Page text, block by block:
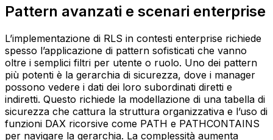
Pattern avanzati e scenari enterprise
L’implementazione di RLS in contesti enterprise richiede
spesso l’applicazione di pattern sofisticati che vanno
oltre i semplici filtri per utente o ruolo. Uno dei pattern
più potenti è la gerarchia di sicurezza, dove i manager
possono vedere i dati dei loro subordinati diretti e
indiretti. Questo richiede la modellazione di una tabella di
sicurezza che cattura la struttura organizzativa e l’uso di
funzioni DAX ricorsive come PATH e PATHCONTAINS
per navigare la gerarchia. La complessità aumenta